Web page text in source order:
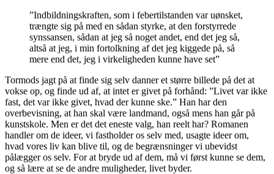
”Indbildningskraften, som i febertilstanden var uønsket,
trængte sig på med en sådan styrke, at den forstyrrede
synssansen, sådan at jeg så noget andet, end det jeg så,
altså at jeg, i min fortolkning af det jeg kiggede på, så
mere end det, jeg i virkeligheden kunne have set”
Tormods jagt på at finde sig selv danner et større billede på det at
vokse op, og finde ud af, at intet er givet på forhånd: ”Livet var ikke
fast, det var ikke givet, hvad der kunne ske.” Han har den
overbevisning, at han skal være landmand, også mens han går på
kunstskole. Men er det det eneste valg, han reelt har? Romanen
handler om de ideer, vi fastholder os selv med, usagte ideer om,
hvad vores liv kan blive til, og de begrænsninger vi ubevidst
pålægger os selv. For at bryde ud af dem, må vi først kunne se dem,
og så lære at se de andre muligheder, livet byder.